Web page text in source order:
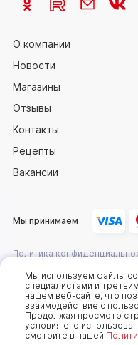
Мы используем файлы
специалистами и
нашем веб-сайте, что
взаимодействие с
Продолжая просмотр
условия его
смотрите в нашей
О компании
Новости
Магазины
Отзывы
Контакты
Рецепты
Вакансии
2025 © Компания
Мы используем cookie-
статистику, которая
Политика
Оферта
Мы принимаем